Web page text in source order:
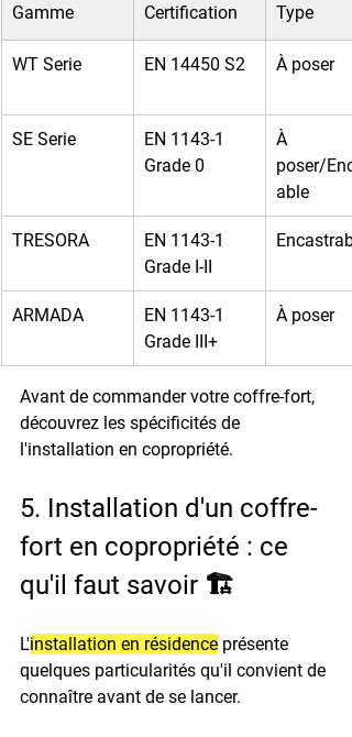
Gamme Certification Type
WT Serie EN 14450 S2 À poser
SE Serie
EN 1143-1
Grade 0
À
poser/
able
TRESORA
EN 1143-1
Grade I-II
ARMADA
EN 1143-1
Grade III+
À poser
Avant de commander votre coffre-fort,
découvrez les spécificités de
l'installation en copropriété.
5. Installation d'un coffre-
fort en copropriété : ce
qu'il faut savoir 🏗️
L'installation en résidence présente
quelques particularités qu'il convient de
connaître avant de se lancer.